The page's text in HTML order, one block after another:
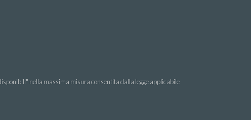
nella massima misura consentita dalla legge applicabile